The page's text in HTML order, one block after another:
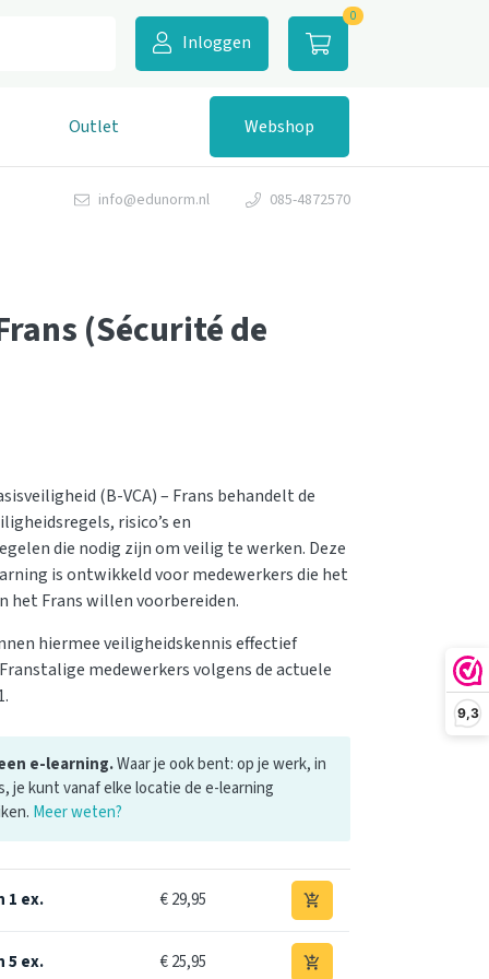
9,3
Inloggen
0
Outlet Webshop
info@edunorm.nl 085-4872570
(Sécurité de
(B-VCA) – Frans behandelt de
risico’s en
die nodig zijn om veilig te werken. Deze
is ontwikkeld voor medewerkers die het
het Frans willen voorbereiden.
hiermee veiligheidskennis effectief
medewerkers volgens de actuele
e-learning.Waar je ook bent: op je werk, in
je kunt vanaf elke locatie de e-learning
Meer weten?
1 ex. € 29,95 add_shopping_cart
5 ex. € 25,95 add_shopping_cart